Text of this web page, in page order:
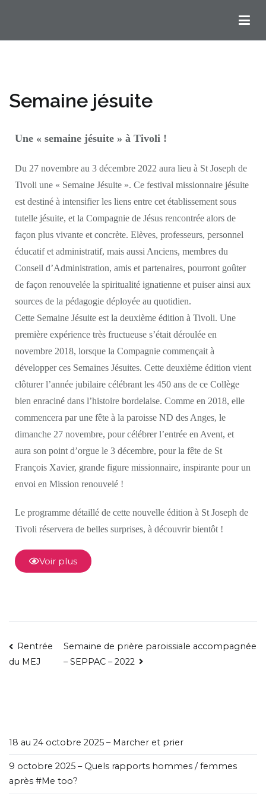
Semaine jésuite
Une « semaine jésuite » à Tivoli !
Du 27 novembre au 3 décembre 2022 aura lieu à St Joseph de
Tivoli une « Semaine Jésuite ». Ce festival missionnaire jésuite
est destiné à intensifier les liens entre cet établissement sous
tutelle jésuite, et la Compagnie de Jésus rencontrée alors de
façon plus vivante et concrète. Elèves, professeurs, personnel
éducatif et administratif, mais aussi Anciens, membres du
Conseil d’Administration, amis et partenaires, pourront goûter
de façon renouvelée la spiritualité ignatienne et puiser ainsi aux
sources de la pédagogie déployée au quotidien.
Cette Semaine Jésuite est la deuxième édition à Tivoli. Une
première expérience très fructueuse s’était déroulée en
novembre 2018, lorsque la Compagnie commençait à
développer ces Semaines Jésuites. Cette deuxième édition vient
clôturer l’année jubilaire célébrant les 450 ans de ce Collège
bien enraciné dans l’histoire bordelaise. Comme en 2018, elle
commencera par une fête à la paroisse ND des Anges, le
dimanche 27 novembre, pour célébrer l’entrée en Avent, et
aura son point d’orgue le 3 décembre, pour la fête de St
François Xavier, grande figure missionnaire, inspirante pour un
envoi en Mission renouvelé !
Le programme détaillé de cette nouvelle édition à St Joseph de
Tivoli réservera de belles surprises, à découvrir bientôt !
Voir plus
Rentrée
du MEJ
Semaine de prière paroissiale accompagnée
– SEPPAC – 2022
18 au 24 octobre 2025 – Marcher et prier
9 octobre 2025 – Quels rapports hommes / femmes
après #Me too?